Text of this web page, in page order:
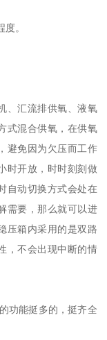
。
、汇流排供氧、液氧
式混合供氧，在供氧
避免因为欠压而工作
时开放，时时刻刻做
自动切换方式会处在
需要，那么就可以进
压箱内采用的是双路
，不会出现中断的情
功能挺多的，挺齐全